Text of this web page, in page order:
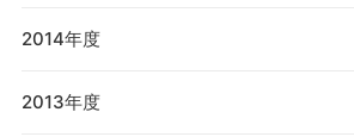
2014年度
2013年度